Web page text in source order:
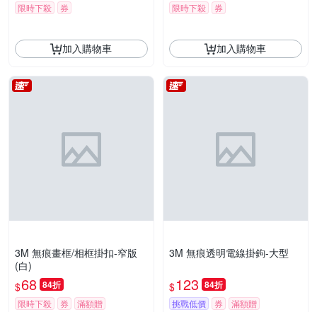
限時下殺 券
加入購物車
限時下殺 券
加入購物車
3M 無痕畫框/相框掛扣-窄版
(白)
$68 84折
限時下殺 券 滿額贈
3M 無痕透明電線掛鉤-大型
$123 84折
挑戰低價 券 滿額贈